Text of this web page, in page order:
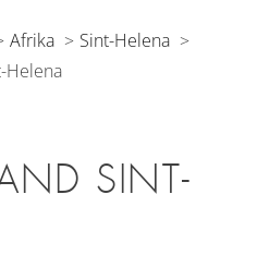
Afrika
Sint-Helena
Helena
SINT-